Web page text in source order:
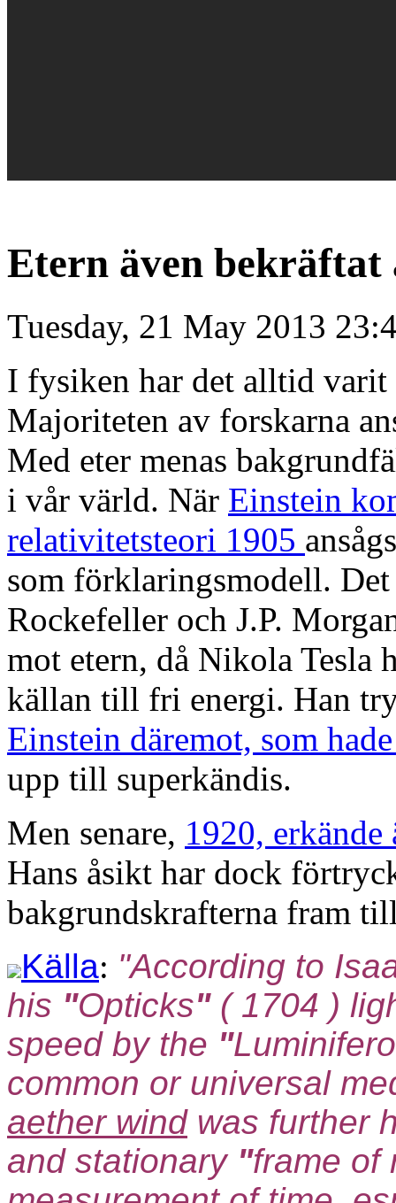
Etern även bekräftat
Tuesday, 21 May 2013
I fysiken har det alltid
Majoriteten av forskarna
Med eter menas
i vår värld. När Einstein
relativitetsteori 1905
som förklaringsmodell.
Rockefeller och J.P.
mot etern, då Nikola Tesla
källan till fri energi. Han
Einstein däremot, som
upp till superkändis.
Men senare, 1920,
Hans åsikt har dock
bakgrundskrafterna fram
Källa: "According to
his "Opticks"( 1704 )
speed by the "
common or universal
aether windwas further
and stationary "frame of